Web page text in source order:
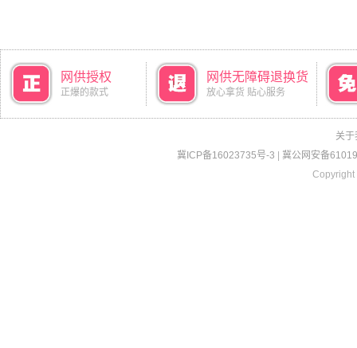
网供授权
正爆的款式
网供无障碍退换货
放心拿货 贴心服务
关于
冀ICP备16023735号-3
冀公网安备